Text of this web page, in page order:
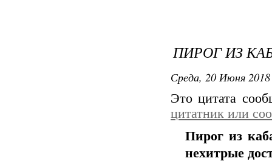
ПИРОГ ИЗ
Среда, 20 Июня
Это цитата
цитатник или
Пирог из
нехитрые